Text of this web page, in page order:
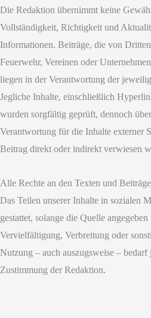
Die Redaktion übernimmt keine
Vollständigkeit, Richtigkeit und
Informationen. Beiträge, die von
Feuerwehr, Vereinen oder
liegen in der Verantwortung der
Jegliche Inhalte, einschließlich
wurden sorgfältig geprüft, dennoch
Verantwortung für die Inhalte externer
Beitrag direkt oder indirekt verwiesen
Alle Rechte an den Texten und
Das Teilen unserer Inhalte in sozialen
gestattet, solange die Quelle
Vervielfältigung, Verbreitung oder
Nutzung – auch auszugsweise –
Zustimmung der Redaktion.